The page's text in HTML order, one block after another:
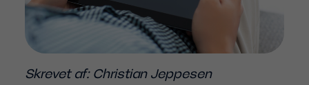
Skrevet af: Christian Jeppesen